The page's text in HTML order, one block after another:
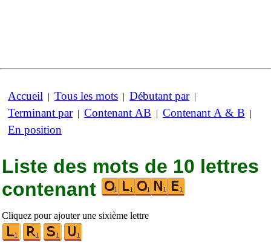
Accueil | Tous les mots | Débutant par|
Terminant par| Contenant AB | Contenant A & B |
En position
Liste des mots de 10 lettres
contenant
Cliquez pour ajouter une sixième lettre